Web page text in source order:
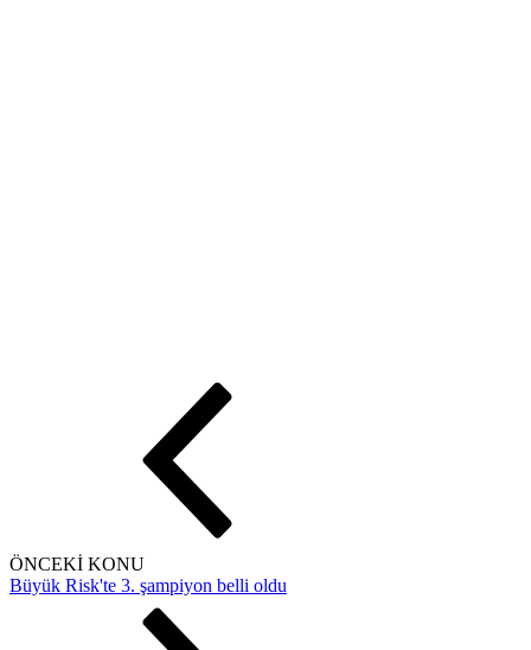
ÖNCEKİ KONU
Büyük Risk'te 3. şampiyon belli oldu